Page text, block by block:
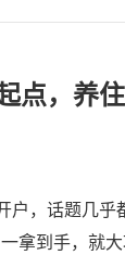
点，养
户，话题几乎
拿到手，就大